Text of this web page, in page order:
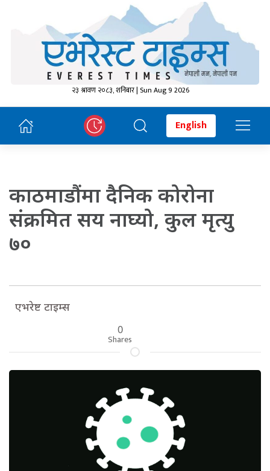
२३ श्रावण २०८३, शनिबार | Sun Aug 9 2026
English
काठमाडौंमा दैनिक कोरोना
संक्रमित सय नाघ्यो, कुल मृत्यु
७०
एभरेष्ट टाइम्स
0
Shares